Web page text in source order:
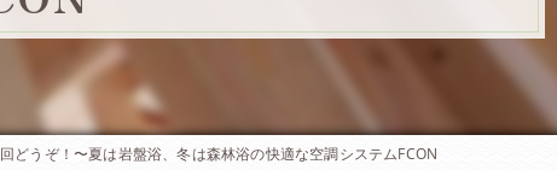
どうぞ！〜夏は岩盤浴、冬は森林浴の快適な空調システムFCON